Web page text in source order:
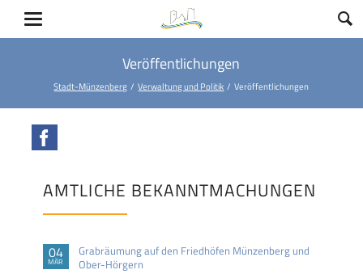
Veröffentlichungen
Stadt-Münzenberg Verwaltung und Politik Veröffentlichungen
AMTLICHE BEKANNTMACHUNGEN
04
MÄR
Grabräumung auf den Friedhöfen Münzenberg und
Ober-Hörgern